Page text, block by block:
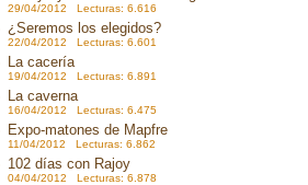
29/04/2012 Lecturas: 6.616
¿Seremos los elegidos?
22/04/2012 Lecturas: 6.601
La cacería
19/04/2012 Lecturas: 6.891
La caverna
16/04/2012 Lecturas: 6.475
Expo-matones de Mapfre
11/04/2012 Lecturas: 6.862
102 días con Rajoy
04/04/2012 Lecturas: 6.878